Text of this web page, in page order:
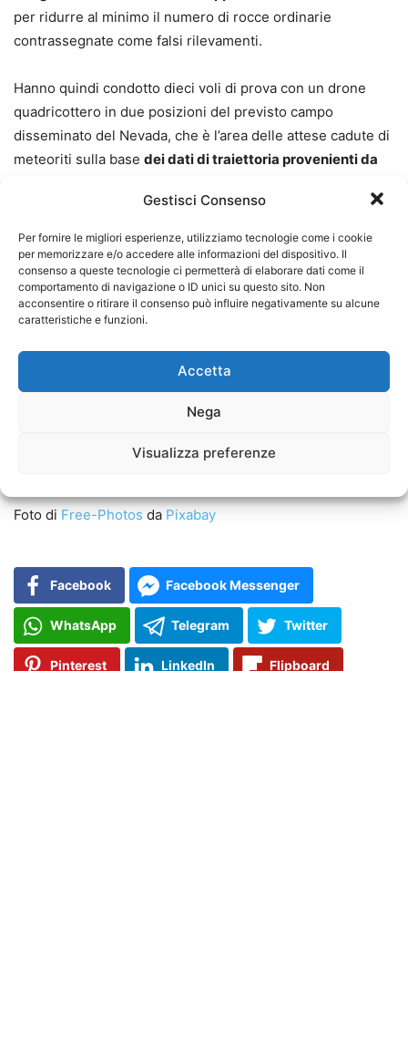
Gestisci Consenso
Per fornire le migliori esperienze, utilizziamo tecnologie come i cookie
per memorizzare e/o accedere alle informazioni del dispositivo. Il
consenso a queste tecnologie ci permetterà di elaborare dati come il
comportamento di navigazione o ID unici su questo sito. Non
acconsentire o ritirare il consenso può influire negativamente su alcune
caratteristiche e funzioni.
Accetta
Nega
Visualizza preferenze
per ridurre al minimo il numero di rocce ordinarie
contrassegnate come falsi rilevamenti.
Hanno quindi condotto dieci voli di prova con un drone
quadricottero in due posizioni del previsto campo
disseminato del Nevada, che è l’area delle attese cadute di
meteoriti sulla base dei dati di traiettoria provenienti da
conoscenza delle loro origini aiuta gli scienziati a
determinare la composizione di circa 40 famiglie di
asteroidi nella fascia di asteroidi eaiuta anche a
comprendere la primaevoluzione del sistema solare .
Ciò è cruciale nel determinare quale famiglia di asteroidi
potrebbe aver prodotto i detriti meteoritici e se provenisse
da un particolare evento di collisione. Queste informazioni
possono essere utilizzate permigliorare le previsioni a
quale altitudine gli asteroidi di questo tipo di materiale
abbastanza grandi da causare esplosioni
Foto di Free-Photos da Pixabay
Facebook Facebook Messenger
WhatsApp Telegram Twitter
Pinterest LinkedIn Flipboard